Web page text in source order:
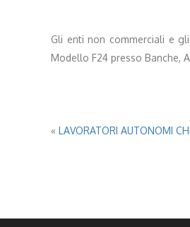
Gli enti non commerciali e
Modello F24 presso Banche,
« LAVORATORI AUTONOMI